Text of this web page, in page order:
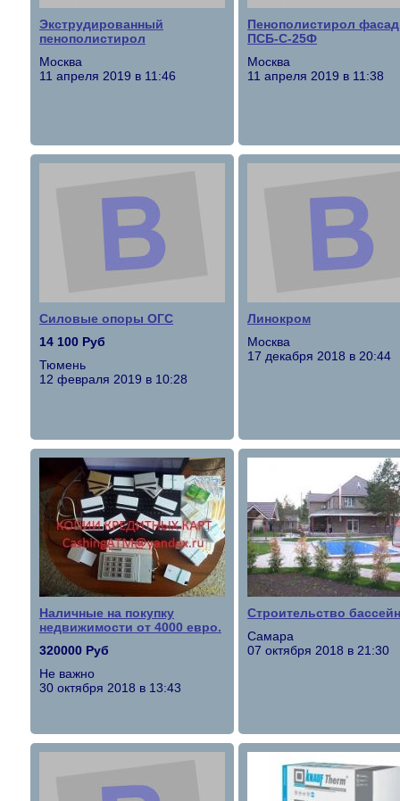
Экструдированный
пенополистирол
Москва
11 апреля 2019 в 11:46
Пенополистирол
ПСБ-С-25Ф
Москва
11 апреля 2019 в 11:38
Силовые опоры ОГС
14 100 Руб
Тюмень
12 февраля 2019 в 10:28
Линокром
Москва
17 декабря 2018 в 20:44
Наличные на покупку
недвижимости от 4000 евро.
320000 Руб
Не важно
30 октября 2018 в 13:43
Строительство
Самара
07 октября 2018 в 21:30